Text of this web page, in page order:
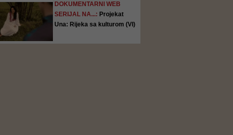
DOKUMENTARNI WEB
SERIJAL NA...: Projekat
Una: Rijeka sa kulturom (VI)